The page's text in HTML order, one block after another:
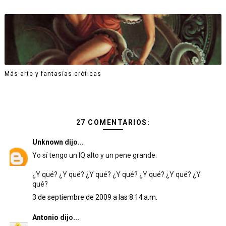
Más arte y fantasías eróticas
27 COMENTARIOS:
Unknown dijo...
Yo sí tengo un IQ alto y un pene grande.
¿Y qué? ¿Y qué? ¿Y qué? ¿Y qué? ¿Y qué? ¿Y qué? ¿Y
qué?
3 de septiembre de 2009 a las 8:14 a.m.
Antonio dijo...